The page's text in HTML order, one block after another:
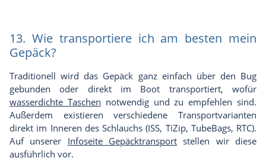
13. Wie transportiere ich am besten mein
Gepäck?
Traditionell wird das Gepäck ganz einfach über den Bug
gebunden oder direkt im Boot transportiert, wofür
wasserdichte Taschen notwendig und zu empfehlen sind.
Außerdem existieren verschiedene Transportvarianten
direkt im Inneren des Schlauchs (ISS, TiZip, TubeBags, RTC).
Auf unserer Infoseite Gepäcktransport stellen wir diese
ausführlich vor.